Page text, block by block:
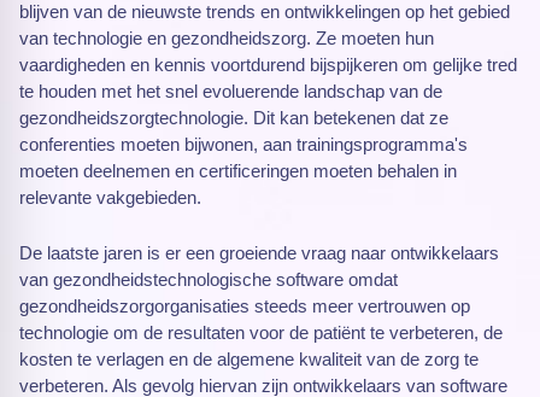
blijven van de nieuwste trends en ontwikkelingen op het gebied
van technologie en gezondheidszorg. Ze moeten hun
vaardigheden en kennis voortdurend bijspijkeren om gelijke tred
te houden met het snel evoluerende landschap van de
gezondheidszorgtechnologie. Dit kan betekenen dat ze
conferenties moeten bijwonen, aan trainingsprogramma's
moeten deelnemen en certificeringen moeten behalen in
relevante vakgebieden.
De laatste jaren is er een groeiende vraag naar ontwikkelaars
van gezondheidstechnologische software omdat
gezondheidszorgorganisaties steeds meer vertrouwen op
technologie om de resultaten voor de patiënt te verbeteren, de
kosten te verlagen en de algemene kwaliteit van de zorg te
verbeteren. Als gevolg hiervan zijn ontwikkelaars van software